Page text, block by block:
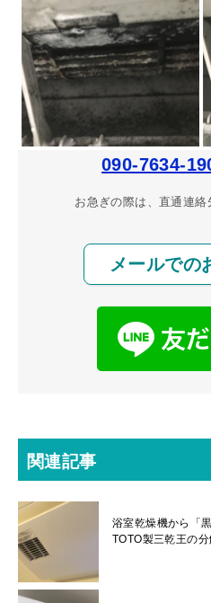
090-7634-
お急ぎの際は、直通連絡
メールでの
関連記事
浴室乾燥機から「
TOTO製三乾王の